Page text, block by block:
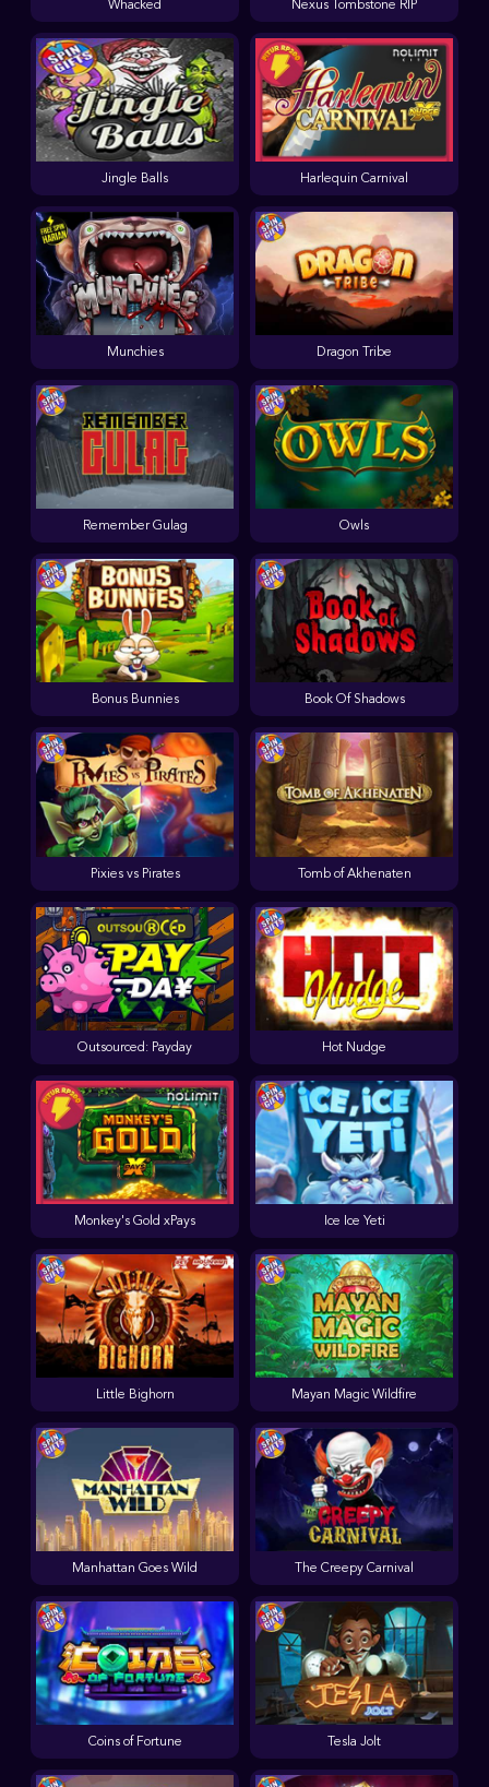
Munchies
Nexus Tombstone RIP
Outsourced: Payday
Manhattan Goes Wild
Book Of Shadows
Hot Nudge
Monkey's Gold xPays
Little Bighorn
Tomb of Akhenaten
Dragon Tribe
Tesla Jolt
Coins of Fortune
Mayan Magic Wildfire
Bonus Bunnies
Owls
The Creepy Carnival
Whacked
Jingle Balls Harlequin Carnival
Pixies vs Pirates
Ice Ice Yeti
Remember Gulag